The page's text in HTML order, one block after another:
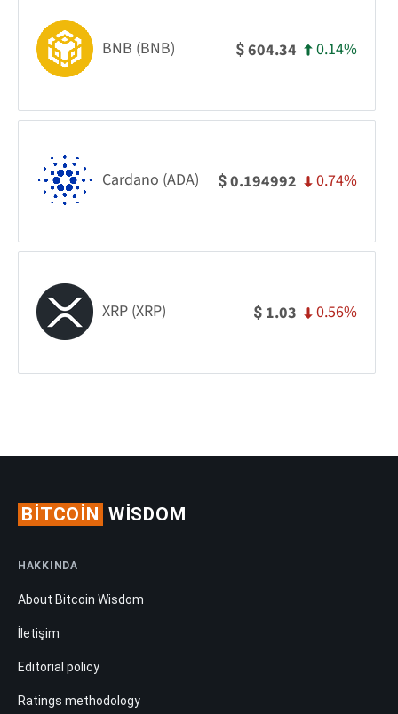
BNB (BNB) $604.34 0.14%
Cardano (ADA) $0.194992 0.74%
XRP (XRP) $ 1.03 0.56%
BITCOIN WISDOM
HAKKINDA
About Bitcoin Wisdom
İletişim
Editorial policy
Ratings methodology